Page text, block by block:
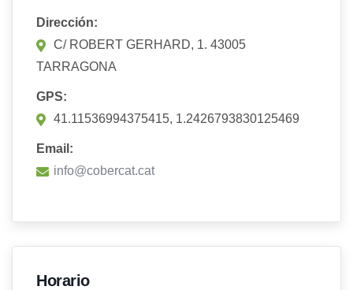
Dirección:
C/ ROBERT GERHARD, 1. 43005
TARRAGONA
GPS:
41.11536994375415, 1.2426793830125469
Email:
info@cobercat.cat
Horario